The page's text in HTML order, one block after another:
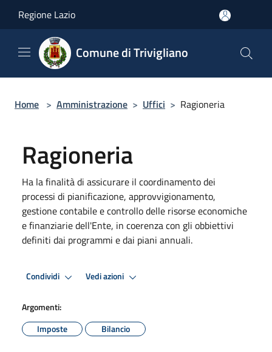
Regione Lazio
Comune di Trivigliano
Home > Amministrazione > Uffici > Ragioneria
Ragioneria
Ha la finalità di assicurare il coordinamento dei
processi di pianificazione, approvvigionamento,
gestione contabile e controllo delle risorse economiche
e finanziarie dell'Ente, in coerenza con gli obbiettivi
definiti dai programmi e dai piani annuali.
Condividi Vedi azioni
Argomenti:
Imposte
Bilancio